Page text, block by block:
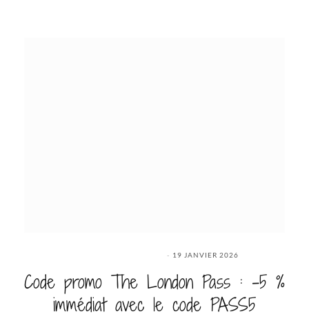
19 JANVIER 2026
Code promo The London Pass : -5 %
immédiat avec le code PASS5